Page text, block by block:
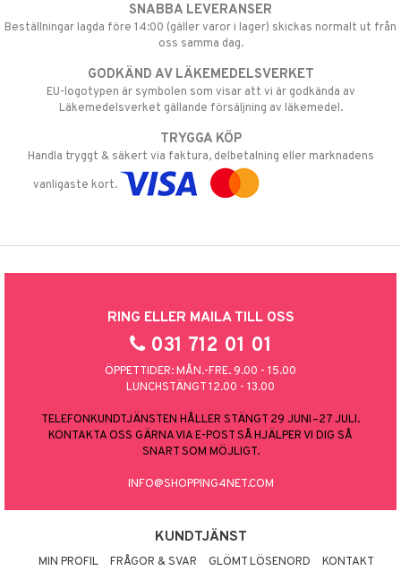
SNABBA LEVERANSER
Beställningar lagda före 14:00 (gäller varor i lager) skickas normalt ut från
oss samma dag.
GODKÄND AV LÄKEMEDELSVERKET
EU-logotypen är symbolen som visar att vi är godkända av
Läkemedelsverket gällande försäljning av läkemedel.
TRYGGA KÖP
Handla tryggt & säkert via faktura, delbetalning eller marknadens
vanligaste kort.
RING ELLER MAILA TILL OSS
031 712 01 01
ÖPPETTIDER: MÅN.-FRE. 9.00 - 15.00
LUNCHSTÄNGT 12.00 - 13.00
TELEFONKUNDTJÄNSTEN HÅLLER STÄNGT 29 JUNI–27 JULI.
KONTAKTA OSS GÄRNA VIA E-POST SÅ HJÄLPER VI DIG SÅ
SNART SOM MÖJLIGT.
INFO@SHOPPING4NET.COM
KUNDTJÄNST
MIN PROFIL FRÅGOR & SVAR GLÖMT LÖSENORD KONTAKT